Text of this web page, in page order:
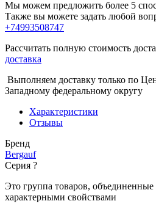
Мы можем предложить более 5
Также вы можете задать любой
+74993508747
Рассчитать полную стоимость
доставка
Выполняем доставку только по
Западному федеральному округу
Характеристики
Отзывы
Бренд
Bergauf
Серия ?
Это группа товаров,
характерными свойствами